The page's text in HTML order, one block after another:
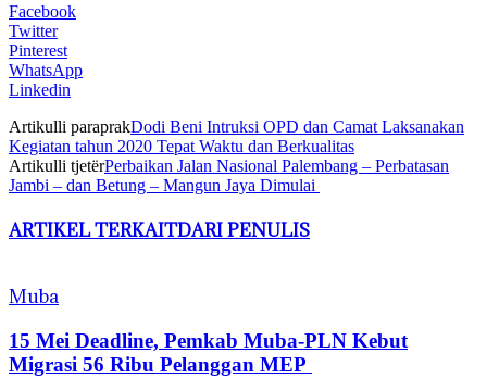
Facebook
Twitter
Pinterest
WhatsApp
Linkedin
Artikulli paraprakDodi Beni Intruksi OPD dan Camat Laksanakan
Kegiatan tahun 2020 Tepat Waktu dan Berkualitas
Artikulli tjetërPerbaikan Jalan Nasional Palembang – Perbatasan
Jambi – dan Betung – Mangun Jaya Dimulai
ARTIKEL TERKAITDARI PENULIS
Muba
15 Mei Deadline, Pemkab Muba-PLN Kebut
Migrasi 56 Ribu Pelanggan MEP